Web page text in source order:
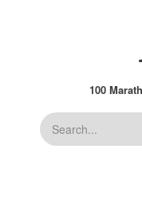
100
Suche